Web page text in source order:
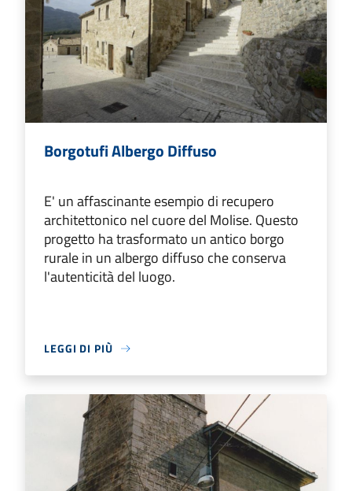
Borgotufi Albergo Diffuso
E' un affascinante esempio di recupero
architettonico nel cuore del Molise. Questo
progetto ha trasformato un antico borgo
rurale in un albergo diffuso che conserva
l'autenticità del luogo.
LEGGI DI PIÙ